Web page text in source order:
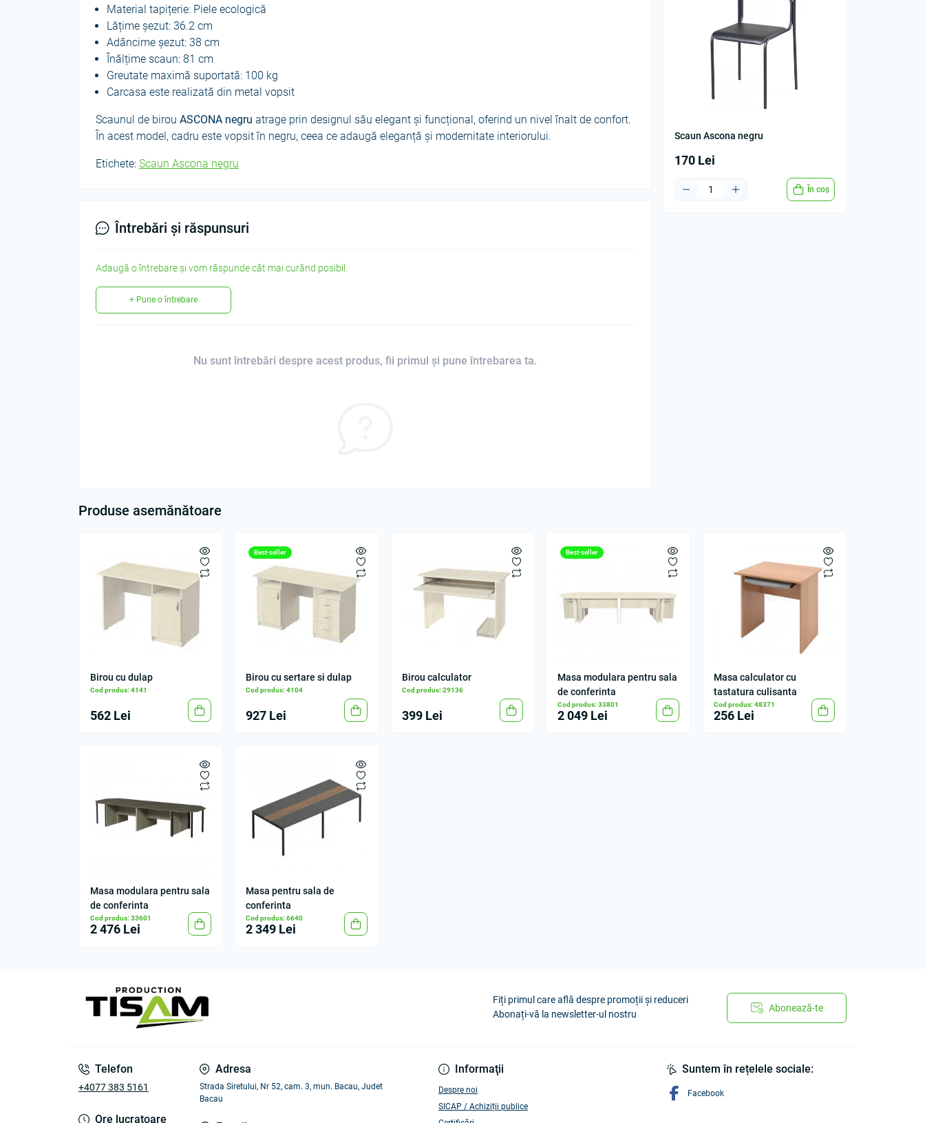
Scaun Ascona negru
170 Lei
În coș
Material tapițerie: Piele ecologică
Lățime șezut: 36.2 cm
Adâncime șezut: 38 cm
Înălțime scaun: 81 cm
Greutate maximă suportată: 100 kg
Carcasa este realizată din metal vopsit
Scaunul de birou ASCONA negru atrage prin designul său elegant și funcțional, oferind un nivel înalt de confort.
În acest model, cadru este vopsit în negru, ceea ce adaugă eleganță și modernitate interiorului.
Etichete: Scaun Ascona negru
Întrebări și răspunsuri
Adaugă o întrebare și vom răspunde cât mai curând posibil.
+ Pune o întrebare
Nu sunt întrebări despre acest produs, fii primul și pune întrebarea ta.
Produse asemănătoare
Birou cu dulap
Cod produs: 4141
562 Lei
Best-seller
Birou cu sertare si dulap
Cod produs: 4104
927 Lei
Birou calculator
Cod produs: 29136
399 Lei
Best-seller
Masa modulara pentru sala
de conferinta
Cod produs: 33801
2 049 Lei
Masa calculator cu
tastatura culisanta
Cod produs: 48371
256 Lei
Masa modulara pentru sala
de conferinta
Cod produs: 33601
2 476 Lei
Masa pentru sala de
conferinta
Cod produs: 6640
2 349 Lei
Fiți primul care află despre promoții și reduceri
Abonați-vă la newsletter-ul nostru
Abonează-te
Telefon
+4077 383 5161
Ore lucratoare
Adresa
Strada Siretului, Nr 52, cam. 3, mun. Bacau, Judet
Bacau
Informaţii
Despre noi
SICAP / Achiziții publice
Suntem în rețelele sociale:
Facebook